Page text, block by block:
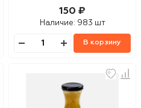
150 ₽
Наличие: 983 шт
В корзину